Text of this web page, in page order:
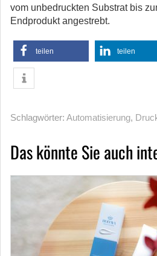
vom unbedruckten Substrat bis
Endprodukt angestrebt.
teilen teilen
Schlagwörter: Automatisierung,
Das könnte Sie auch